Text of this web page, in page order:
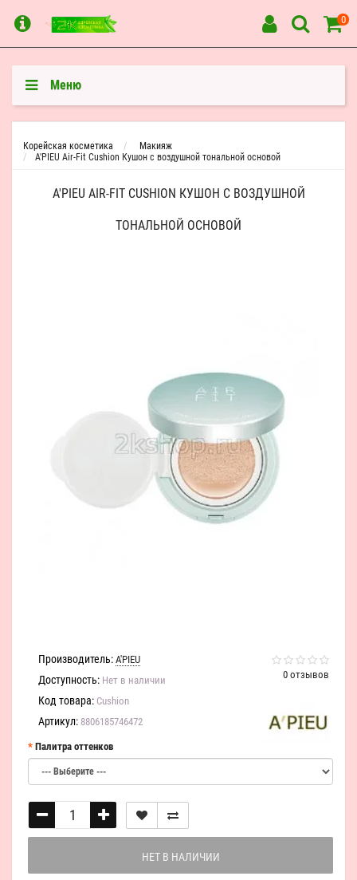
0
Меню
Корейская косметика
Макияж
A'PIEU Air-Fit Cushion Кушон c воздушной тональной основой
A'PIEU AIR-FIT CUSHION КУШОН C ВОЗДУШНОЙ
ТОНАЛЬНОЙ ОСНОВОЙ
0 отзывов
Производитель: A'PIEU
Доступность: Нет в наличии
Код товара: Cushion
Артикул: 8806185746472
Палитра оттенков
НЕТ В НАЛИЧИИ